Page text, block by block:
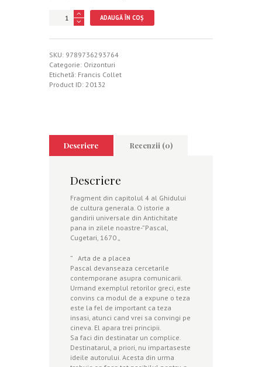
Cantitate
generala
ADAUGĂ ÎN COȘ
SKU: 9789736293764
Categorie: Orizonturi
Etichetă: Francis Collet
Product ID: 20132
Descriere Recenzii (0)
Descriere
Fragment din capitolul 4 al Ghidului
de cultura generala. O istorie a
gandirii universale din Antichitate
pana in zilele noastre-”Pascal,
Cugetari, 1670 „
” Arta de a placea
Pascal devanseaza cercetarile
contemporane asupra comunicarii.
Urmand exemplul retorilor greci, este
convins ca modul de a expune o teza
este la fel de important ca teza
insasi, atunci cand vrei sa convingi pe
cineva. El apara trei principii.
Sa faci din destinatar un complice.
Destinatarul, a priori, nu impartaseste
ideile autorului. Acesta din urma